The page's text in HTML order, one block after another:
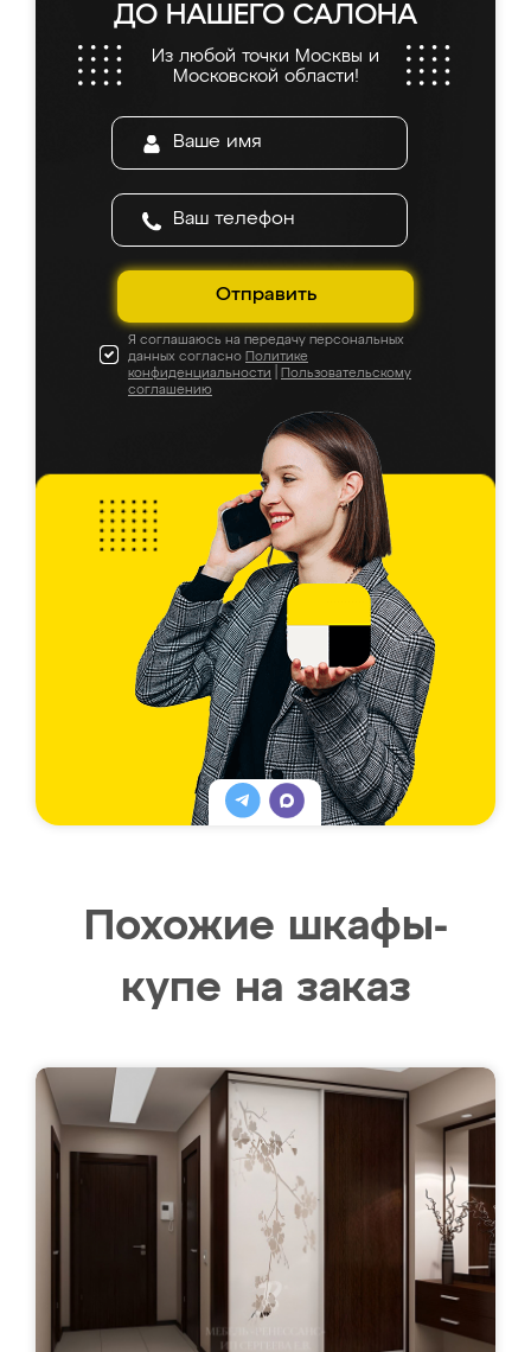
ДО НАШЕГО САЛОНА
Из любой точки Москвы и
Московской области!
Отправить
Я соглашаюсь на передачу персональных
данных согласно Политике
конфиденциальности
Пользовательскому
соглашению
Похожие шкафы-
купе на заказ